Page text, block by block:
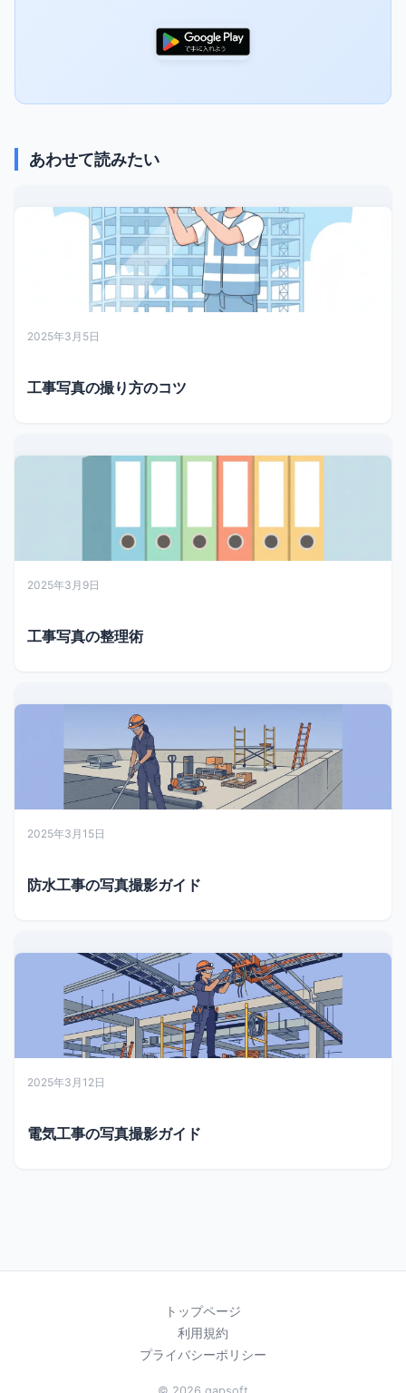
あわせて読みたい
2025年3月5日
工事写真の撮り方のコツ
2025年3月9日
工事写真の整理術
2025年3月15日
防水工事の写真撮影ガイド
2025年3月12日
電気工事の写真撮影ガイド
トップページ
利用規約
プライバシーポリシー